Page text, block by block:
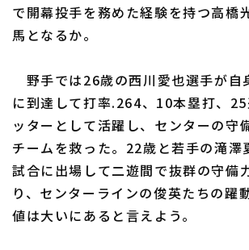
で開幕投手を務めた経験を持つ高橋
馬となるか。
野手では26歳の西川愛也選手が自
に到達して打率.264、10本塁打、
ッターとして活躍し、センターの守
チームを救った。22歳と若手の滝澤
試合に出場して二遊間で抜群の守備
り、センターラインの俊英たちの躍
値は大いにあると言えよう。